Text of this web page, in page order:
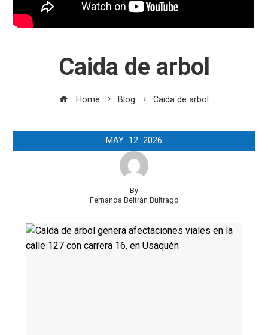
Caida de arbol
Home Blog Caida de arbol
MAY 12 2026
By
Fernanda Beltrán Buitrago